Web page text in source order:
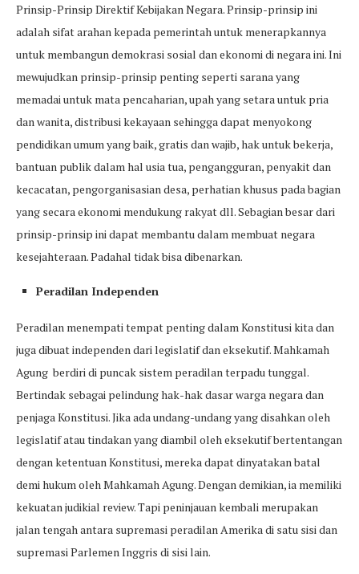
Prinsip-Prinsip Direktif Kebijakan Negara. Prinsip-prinsip ini
adalah sifat arahan kepada pemerintah untuk menerapkannya
untuk membangun demokrasi sosial dan ekonomi di negara ini. Ini
mewujudkan prinsip-prinsip penting seperti sarana yang
memadai untuk mata pencaharian, upah yang setara untuk pria
dan wanita, distribusi kekayaan sehingga dapat menyokong
pendidikan umum yang baik, gratis dan wajib, hak untuk bekerja,
bantuan publik dalam hal usia tua, pengangguran, penyakit dan
kecacatan, pengorganisasian desa, perhatian khusus pada bagian
yang secara ekonomi mendukung rakyat dll. Sebagian besar dari
prinsip-prinsip ini dapat membantu dalam membuat negara
kesejahteraan. Padahal tidak bisa dibenarkan.
Peradilan Independen
Peradilan menempati tempat penting dalam Konstitusi kita dan
juga dibuat independen dari legislatif dan eksekutif. Mahkamah
Agung berdiri di puncak sistem peradilan terpadu tunggal.
Bertindak sebagai pelindung hak-hak dasar warga negara dan
penjaga Konstitusi. Jika ada undang-undang yang disahkan oleh
legislatif atau tindakan yang diambil oleh eksekutif bertentangan
dengan ketentuan Konstitusi, mereka dapat dinyatakan batal
demi hukum oleh Mahkamah Agung. Dengan demikian, ia memiliki
kekuatan judikial review. Tapi peninjauan kembali merupakan
jalan tengah antara supremasi peradilan Amerika di satu sisi dan
supremasi Parlemen Inggris di sisi lain.